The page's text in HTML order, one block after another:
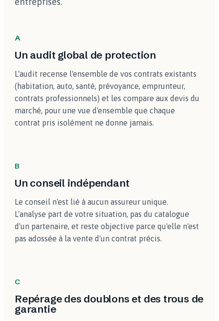
A
Un audit global de protection
L'audit recense l'ensemble de vos contrats existants
(habitation, auto, santé, prévoyance, emprunteur,
contrats professionnels) et les compare aux devis du
marché, pour une vue d'ensemble que chaque
contrat pris isolément ne donne jamais.
B
Un conseil indépendant
Le conseil n'est lié à aucun assureur unique.
L'analyse part de votre situation, pas du catalogue
d'un partenaire, et reste objective parce qu'elle n'est
pas adossée à la vente d'un contrat précis.
C
Repérage des doublons et des trous de
garantie